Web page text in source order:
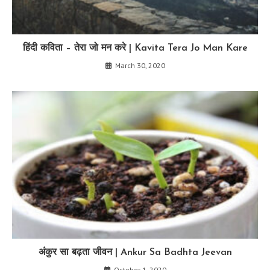
हिंदी कविता – तेरा जो मन करे | Kavita Tera Jo Man Kare
March 30, 2020
अंकुर सा बढ़ता जीवन | Ankur Sa Badhta Jeevan